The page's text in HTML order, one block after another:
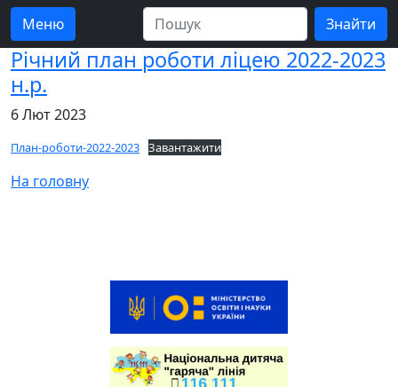
Меню
Річний план роботи ліцею 2022-2023
н.р.
6 Лют 2023
План-роботи-2022-2023 Завантажити
На головну